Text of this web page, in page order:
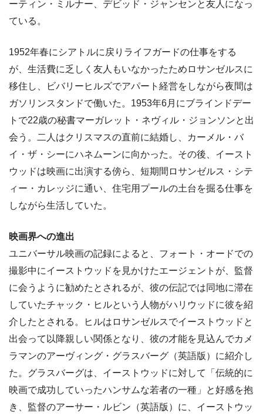
ーティン・ミルナー、デビッド・ジャンセンと友人になっ
ている。
1952年春にシアトルに戻りライフガードの仕事をする
が、生活費に乏しく友人もいなかったためロサンゼルスに
移住し、ビバリーヒルズでアパート経営をしながら夜間は
ガソリンスタンドで働いた。1953年6月にブラインドデー
トで22歳の秘書マーガレット・ネヴィル・ジョンソンと出
会う。二人はクリスマスの直前に結婚し、カーメル・バ
イ・ザ・シーにハネムーンに向かった。その後、イースト
ウッドは映画に出演する傍ら、短期間ロサンゼルス・シテ
ィー・カレッジに通い、住宅用プールの土台を掘る仕事を
しながら生活していた。
映画界への進出
ユニバーサル映画の記録によると、フォート・オードでの
撮影中にイーストウッドを見かけたエージェントが、監督
に会うように勧めたとされるが、彼の伝記では同地に滞在
していたチャック・ヒルという人物がハリウッドに彼を紹
介したとされる。ヒルはロサンゼルスでイーストウッドと
出会って以降親しい関係となり、彼の才能を見込んでカメ
ラマンのアーヴィング・グラスバーグ（英語版）に紹介し
た。グラスバーグは、イーストウッドに対して「伝統的に
映画で成功していったハンサムな若者の一種」と好感を抱
き、監督のアーサー・ルビン（英語版）に、イーストウッ